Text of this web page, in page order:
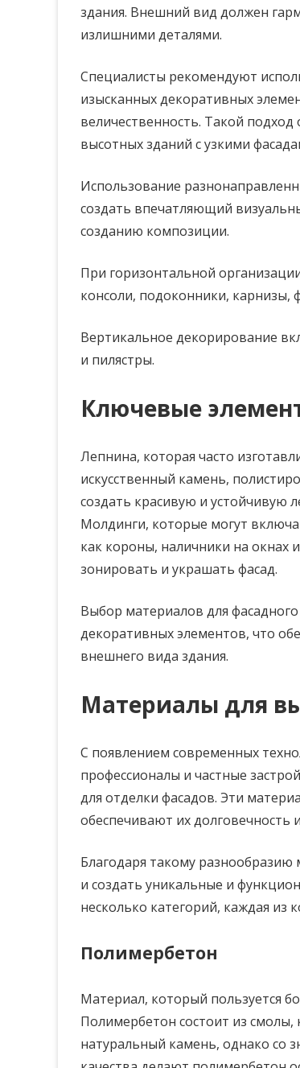
здания. Внешний вид должен
излишними деталями.
Специалисты рекомендуют
изысканных декоративных
величественность. Такой
высотных зданий с узкими
Использование
создать впечатляющий
созданию композиции.
При горизонтальной
консоли, подоконники, карнизы,
Вертикальное декорирование
и пилястры.
Ключевые
Лепнина, которая часто
искусственный камень,
создать красивую и устойчивую
Молдинги, которые могут
как короны, наличники на
зонировать и украшать фасад.
Выбор материалов для
декоративных элементов, что
внешнего вида здания.
Материалы для
С появлением современных
профессионалы и частные
для отделки фасадов. Эти
обеспечивают их долговечность
Благодаря такому
и создать уникальные и
несколько категорий, каждая из
Полимербетон
Материал, который пользуется
Полимербетон состоит из
натуральный камень, однако со